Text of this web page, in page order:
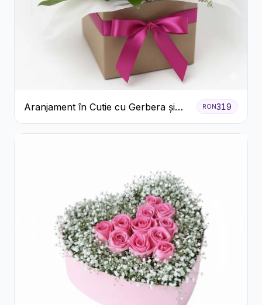
Aranjament în Cutie cu Gerbera și
Trandafiri Roz
RON319